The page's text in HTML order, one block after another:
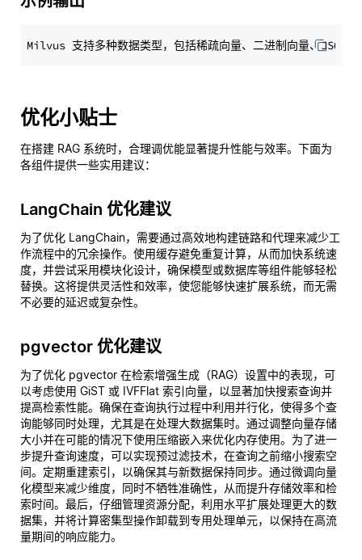
优化小贴士
在搭建 RAG 系统时，合理调优能显著提升性能与效率。下面为
各组件提供一些实用建议：
LangChain 优化建议
为了优化 LangChain，需要通过高效地构建链路和代理来减少工
作流程中的冗余操作。使用缓存避免重复计算，从而加快系统速
度，并尝试采用模块化设计，确保模型或数据库等组件能够轻松
替换。这将提供灵活性和效率，使您能够快速扩展系统，而无需
不必要的延迟或复杂性。
pgvector 优化建议
为了优化 pgvector 在检索增强生成（RAG）设置中的表现，可
以考虑使用 GiST 或 IVFFlat 索引向量，以显著加快搜索查询并
提高检索性能。确保在查询执行过程中利用并行化，使得多个查
询能够同时处理，尤其是在处理大数据集时。通过调整向量存储
大小并在可能的情况下使用压缩嵌入来优化内存使用。为了进一
步提升查询速度，可以实现预过滤技术，在查询之前缩小搜索空
间。定期重建索引，以确保其与新数据保持同步。通过微调向量
化模型来减少维度，同时不牺牲准确性，从而提升存储效率和检
索时间。最后，仔细管理资源分配，利用水平扩展处理更大的数
据集，并将计算密集型操作卸载到专用处理单元，以保持在高流
量期间的响应能力。